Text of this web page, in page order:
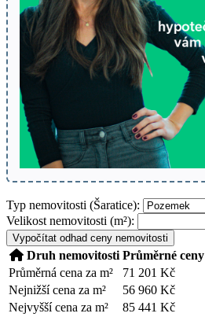
Typ nemovitosti (Šaratice):
Velikost nemovitosti (m²):
Vypočítat odhad ceny nemovitosti
Druh nemovitosti Průměrné ceny
Průměrná cena za m²
71 201 Kč
Nejnižší cena za m²
56 960 Kč
Nejvyšší cena za m²
85 441 Kč